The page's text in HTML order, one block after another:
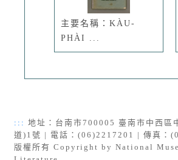
主要名稱：KÀU-
PHÀI ...
::: 地址：台南市700005 臺南市中西區
道)1號 | 電話：(06)2217201 | 傳真：
版權所有 Copyright by National